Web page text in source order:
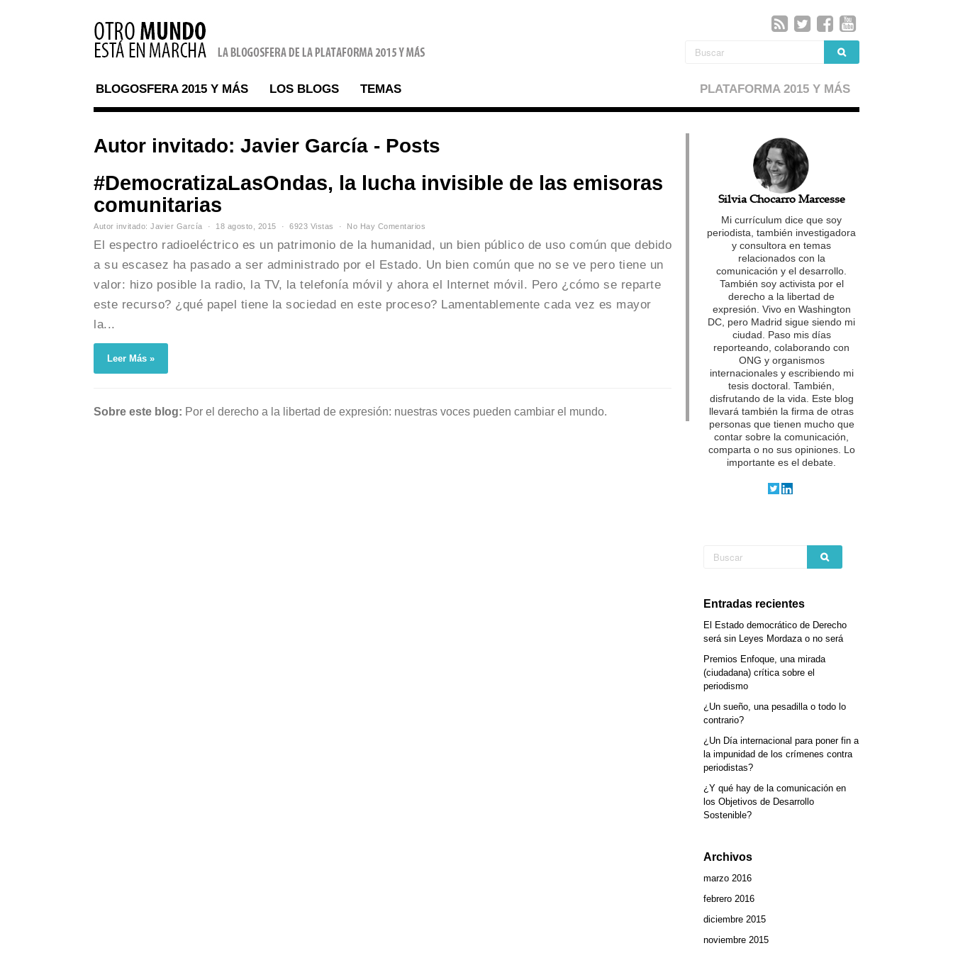
BLOGOSFERA 2015 Y MÁS LOS BLOGS TEMAS PLATAFORMA 2015 Y MÁS
Autor invitado: Javier García - Posts
#DemocratizaLasOndas, la lucha invisible de las emisoras
comunitarias
Autor invitado: Javier García 18 agosto, 2015 6923 Vistas No Hay Comentarios
El espectro radioeléctrico es un patrimonio de la humanidad, un bien público de uso común que debido
a su escasez ha pasado a ser administrado por el Estado. Un bien común que no se ve pero tiene un
valor: hizo posible la radio, la TV, la telefonía móvil y ahora el Internet móvil. Pero ¿cómo se reparte
este recurso? ¿qué papel tiene la sociedad en este proceso? Lamentablemente cada vez es mayor
la...
Leer Más »
Sobre este blog: Por el derecho a la libertad de expresión: nuestras voces pueden cambiar el mundo.
Silvia Chocarro Marcesse
Mi currículum dice que soy
periodista, también investigadora
y consultora en temas
relacionados con la
comunicación y el desarrollo.
También soy activista por el
derecho a la libertad de
expresión. Vivo en Washington
DC, pero Madrid sigue siendo mi
ciudad. Paso mis días
reporteando, colaborando con
ONG y organismos
internacionales y escribiendo mi
tesis doctoral. También,
disfrutando de la vida. Este blog
llevará también la firma de otras
personas que tienen mucho que
contar sobre la comunicación,
comparta o no sus opiniones. Lo
importante es el debate.
Entradas recientes
El Estado democrático de Derecho
será sin Leyes Mordaza o no será
Premios Enfoque, una mirada
(ciudadana) crítica sobre el
periodismo
¿Un sueño, una pesadilla o todo lo
contrario?
¿Un Día internacional para poner fin a
la impunidad de los crímenes contra
periodistas?
¿Y qué hay de la comunicación en
los Objetivos de Desarrollo
Sostenible?
Archivos
marzo 2016
febrero 2016
diciembre 2015
noviembre 2015